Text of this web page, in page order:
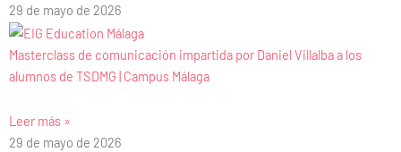
29 de mayo de 2026
Masterclass de comunicación impartida por Daniel Villalba a los
alumnos de TSDMG | Campus Málaga
Leer más »
29 de mayo de 2026